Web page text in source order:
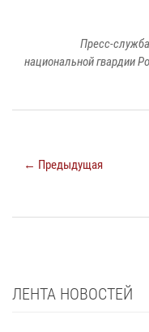
Пресс-
национальной гвардии
← Предыдущая
ЛЕНТА НОВОСТЕЙ